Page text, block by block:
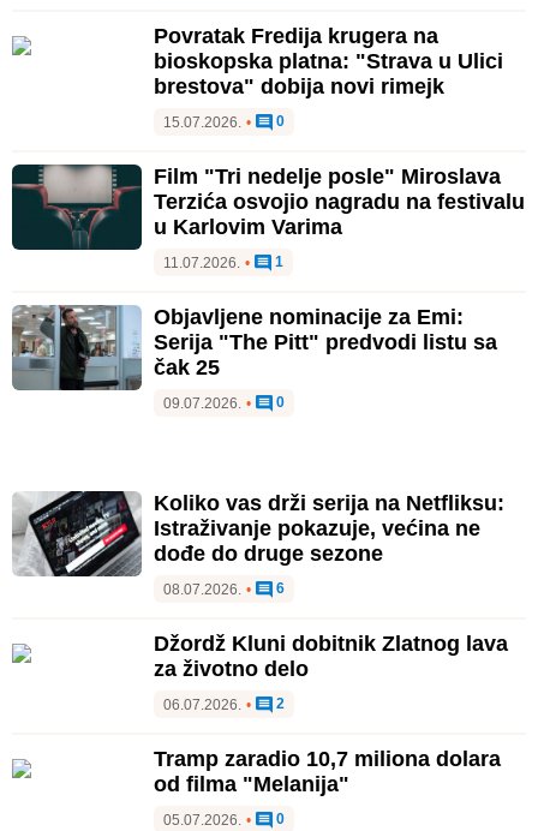
Povratak Fredija krugera na
bioskopska platna: "Strava u Ulici
brestova" dobija novi rimejk
15.07.2026. • 0
Film "Tri nedelje posle" Miroslava
Terzića osvojio nagradu na festivalu
u Karlovim Varima
11.07.2026. • 1
Objavljene nominacije za Emi:
Serija "The Pitt" predvodi listu sa
čak 25
09.07.2026. • 0
Koliko vas drži serija na Netfliksu:
Istraživanje pokazuje, većina ne
dođe do druge sezone
08.07.2026. • 6
Džordž Kluni dobitnik Zlatnog lava
za životno delo
06.07.2026. • 2
Tramp zaradio 10,7 miliona dolara
od filma "Melanija"
05.07.2026. • 0